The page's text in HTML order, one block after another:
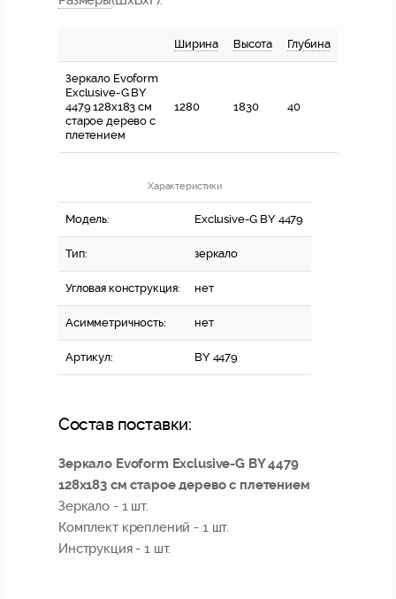
Ширина Высота Глубина
Зеркало Evoform
Exclusive-G BY
4479 128x183 см
старое дерево с
плетением
1280 1830 40
Характеристики
Модель: Exclusive-G BY 4479
Тип: зеркало
Угловая конструкция: нет
Асимметричность: нет
Артикул: BY 4479
Состав поставки:
Зеркало Evoform Exclusive-G BY 4479
128x183 см старое дерево с плетением
Зеркало - 1 шт.
Комплект креплений - 1 шт.
Инструкция - 1 шт.